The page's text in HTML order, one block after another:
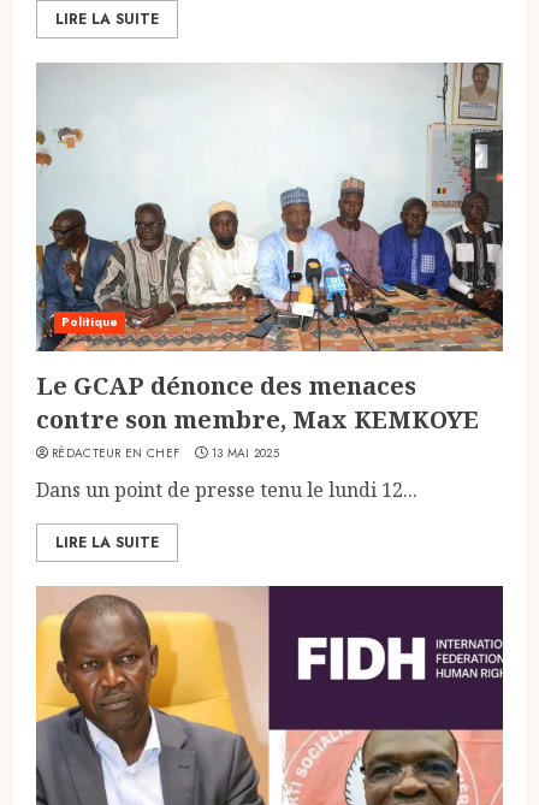
LIRE LA SUITE
Politique
Le GCAP dénonce des menaces
contre son membre, Max KEMKOYE
RÉDACTEUR EN CHEF 13 MAI 2025
Dans un point de presse tenu le lundi 12...
LIRE LA SUITE